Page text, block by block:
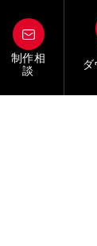
制作相
談